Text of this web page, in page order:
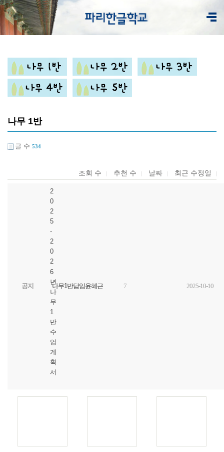
나무 1반
글 수 534
조회 수 추천 수 날짜 최근 수정일
공지
2
0
2
5
-
2
0
2
6
년
나
무
1
반
수
업
계
획
서
나무1반담임윤혜근 7 2025-10-10